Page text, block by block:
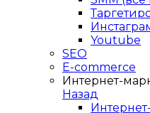
Youtube
SEO
E-сommerce
Интернет-
Назад